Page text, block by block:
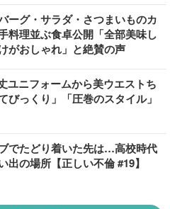
ーグ・サラダ・さつまいものカ
料理並ぶ食卓公開「全部美味し
がおしゃれ」と絶賛の声
ユニフォームから美ウエストち
びっくり」「圧巻のスタイル」
でたどり着いた先は…高校時代
出の場所【正しい不倫 #19】